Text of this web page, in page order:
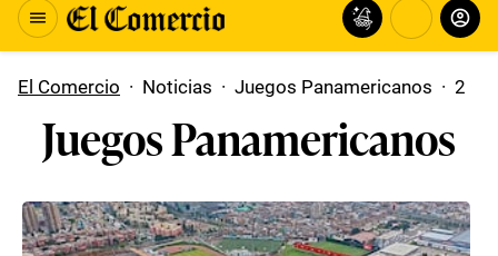
El Comercio · Noticias · Juegos Panamericanos · 2
Juegos Panamericanos